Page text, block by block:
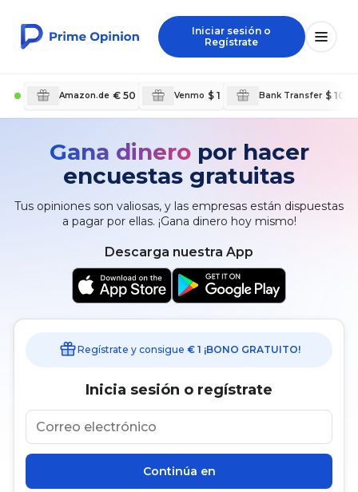
Iniciar sesión o
Regístrate
Amazon.de € 50 Venmo $ 1 Bank Transfer $ 10
Gana dineropor hacer
encuestas gratuitas
Tus opiniones son valiosas, y las empresas están dispuestas
a pagar por ellas. ¡Gana dinero hoy mismo!
Descarga nuestra App
Regístrate y consigue € 1 ¡BONO GRATUITO!
Inicia sesión o regístrate
Continúa en